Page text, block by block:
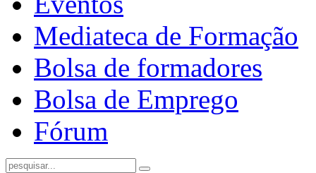
Mediateca de Formação
Bolsa de formadores
Bolsa de Emprego
Fórum